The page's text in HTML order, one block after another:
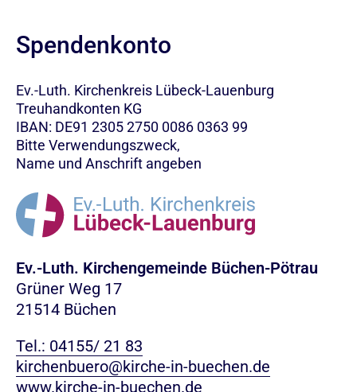
Spendenkonto
Ev.-Luth. Kirchenkreis Lübeck-Lauenburg
Treuhandkonten KG
IBAN: DE91 2305 2750 0086 0363 99
Bitte Verwendungszweck,
Name und Anschrift angeben
Ev.-Luth. Kirchengemeinde Büchen-Pötrau
Grüner Weg 17
21514 Büchen
Tel.: 04155/ 21 83
kirchenbuero@kirche-in-buechen.de
www.kirche-in-buechen.de